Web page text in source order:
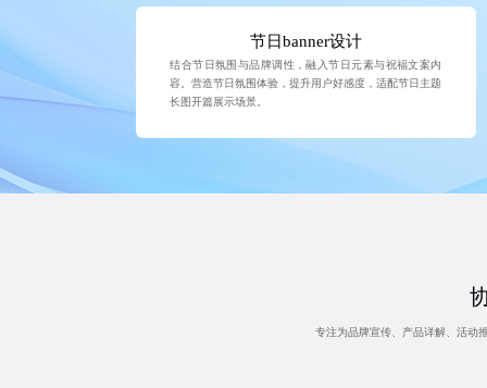
节日banner设计
结合节日氛围与品牌调性，融入节日元素与祝福文案内
容。营造节日氛围体验，提升用户好感度，适配节日主题
长图开篇展示场景。
专注为品牌宣传、产品详解、活动